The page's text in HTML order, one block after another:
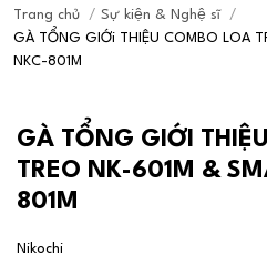
Trang chủ / Sự kiện & Nghệ sĩ
/
GÀ TỔNG GIỚi THIỆU COMBO LOA
NKC-801M
GÀ TỔNG GIỚI
TREO NK-601M &
801M
Nikochi